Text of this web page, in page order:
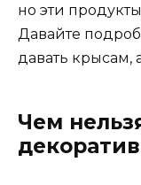
но эти
Давайте
давать крысам,
Чем